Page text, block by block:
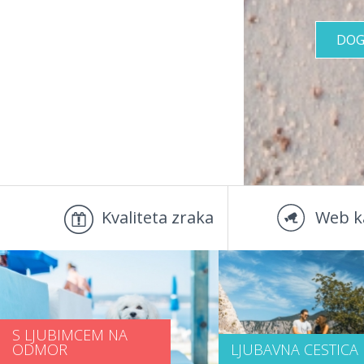
Kvaliteta zraka Web
S LJUBIMCEM NA
ODMOR LJUBAVNA CESTICA